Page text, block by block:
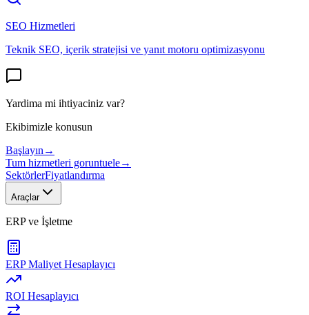
SEO Hizmetleri
Teknik SEO, içerik stratejisi ve yanıt motoru optimizasyonu
Yardima mi ihtiyaciniz var?
Ekibimizle konusun
Başlayın →
Tum hizmetleri goruntuele→
SektörlerFiyatlandırma
Araçlar
ERP ve İşletme
ERP Maliyet Hesaplayıcı
ROI Hesaplayıcı